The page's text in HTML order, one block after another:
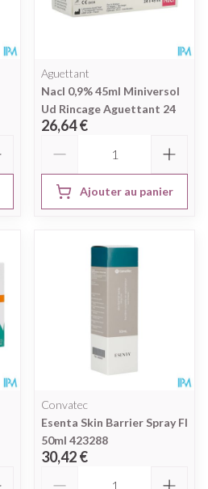
Aguettant
Nacl 0,9% 45ml Miniversol
Ud Rincage Aguettant 24
26,64 €
Ajouter au panier
Convatec
Esenta Skin Barrier Spray Fl
50ml 423288
30,42 €